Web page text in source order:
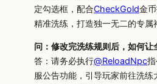
定勾选框，配合CheckGold金
精准洗练，打造独一无二的专属
问：修改完洗练规则后，如何让
答：请务必执行@ReloadNpc
服公告功能，引导玩家前往洗